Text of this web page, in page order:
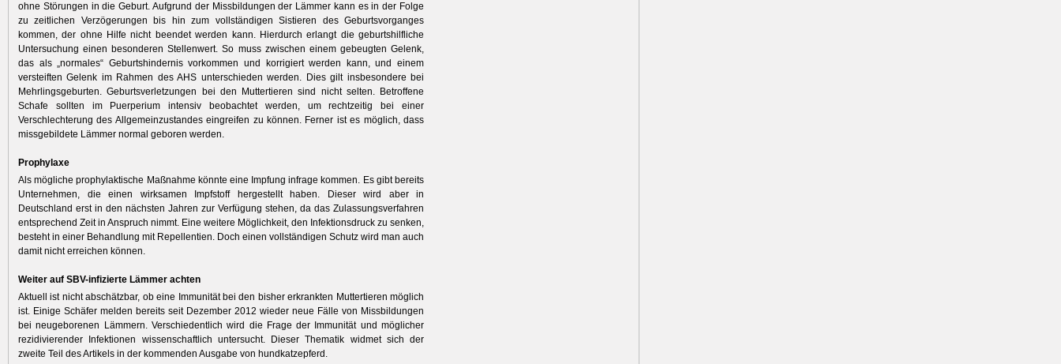
ohne Störungen in die Geburt. Aufgrund der Missbildungen der Lämmer kann es in der Folge
zu zeitlichen Verzögerungen bis hin zum vollständigen Sistieren des Geburtsvorganges
kommen, der ohne Hilfe nicht beendet werden kann. Hierdurch erlangt die geburtshilfliche
Untersuchung einen besonderen Stellenwert. So muss zwischen einem gebeugten Gelenk,
das als „normales“ Geburtshindernis vorkommen und korrigiert werden kann, und einem
versteiften Gelenk im Rahmen des AHS unterschieden werden. Dies gilt insbesondere bei
Mehrlingsgeburten. Geburtsverletzungen bei den Muttertieren sind nicht selten. Betroffene
Schafe sollten im Puerperium intensiv beobachtet werden, um rechtzeitig bei einer
Verschlechterung des Allgemeinzustandes eingreifen zu können. Ferner ist es möglich, dass
missgebildete Lämmer normal geboren werden.
Prophylaxe
Als mögliche prophylaktische Maßnahme könnte eine Impfung infrage kommen. Es gibt bereits
Unternehmen, die einen wirksamen Impfstoff hergestellt haben. Dieser wird aber in
Deutschland erst in den nächsten Jahren zur Verfügung stehen, da das Zulassungsverfahren
entsprechend Zeit in Anspruch nimmt. Eine weitere Möglichkeit, den Infektionsdruck zu senken,
besteht in einer Behandlung mit Repellentien. Doch einen vollständigen Schutz wird man auch
damit nicht erreichen können.
Weiter auf SBV-infizierte Lämmer achten
Aktuell ist nicht abschätzbar, ob eine Immunität bei den bisher erkrankten Muttertieren möglich
ist. Einige Schäfer melden bereits seit Dezember 2012 wieder neue Fälle von Missbildungen
bei neugeborenen Lämmern. Verschiedentlich wird die Frage der Immunität und möglicher
rezidivierender Infektionen wissenschaftlich untersucht. Dieser Thematik widmet sich der
zweite Teil des Artikels in der kommenden Ausgabe von hundkatzepferd.